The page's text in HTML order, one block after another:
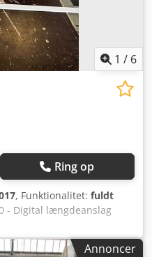
1 / 6
Ring op
, Funktionalitet: fuldt
- Digital længdeanslag
vinkelvisning -
Annoncer